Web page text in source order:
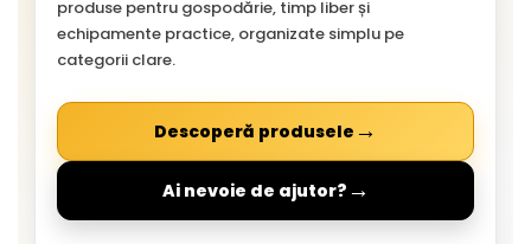
produse pentru gospodărie, timp liber și
echipamente practice, organizate simplu pe
categorii clare.
Descoperă produsele →
Ai nevoie de ajutor? →